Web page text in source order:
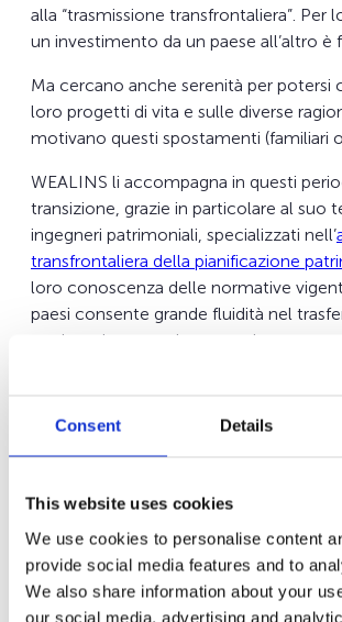
Consent Details
This website uses cookies
We use cookies to personalise content
provide social media features and to
We also share information about your
our social media, advertising and
alla “trasmissione transfrontaliera”. Per
un investimento da un paese all’altro è
Ma cercano anche serenità per potersi
loro progetti di vita e sulle diverse
motivano questi spostamenti (familiari
WEALINS li accompagna in questi
transizione, grazie in particolare al suo
ingegneri patrimoniali, specializzati nell’
transfrontaliera della pianificazione
loro conoscenza delle normative
paesi consente grande fluidità nel
patrimonio, con adattamenti
minimo a seconda dei diversi paesi
e in particolare dal Private Equity per gli
Il Private Equity è ancora molto poco
private), e questa è davvero una
mercato se paragonato al Nord Europa
paesi vicini come la Francia. Ciò si